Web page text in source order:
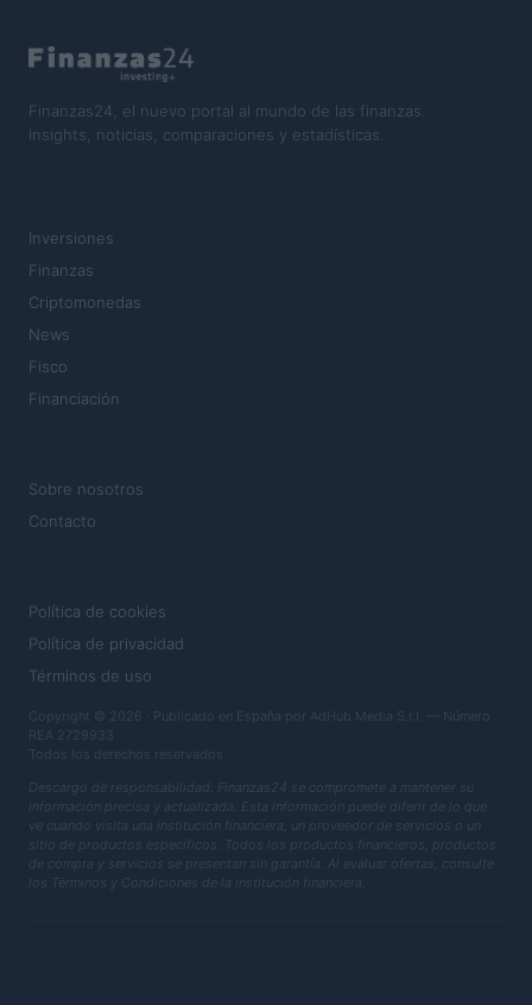
Finanzas24, el nuevo portal al mundo de las finanzas.
Insights, noticias, comparaciones y estadísticas.
Inversiones
Finanzas
Criptomonedas
News
Fisco
Financiación
Sobre nosotros
Contacto
Política de cookies
Política de privacidad
Términos de uso
Copyright © 2026 · Publicado en España por AdHub Media S.r.l. — Número
REA 2729933
Todos los derechos reservados
Descargo de responsabilidad: Finanzas24 se compromete a mantener su
información precisa y actualizada. Esta información puede diferir de lo que
ve cuando visita una institución financiera, un proveedor de servicios o un
sitio de productos específicos. Todos los productos financieros, productos
de compra y servicios se presentan sin garantía. Al evaluar ofertas, consulte
los Términos y Condiciones de la institución financiera.